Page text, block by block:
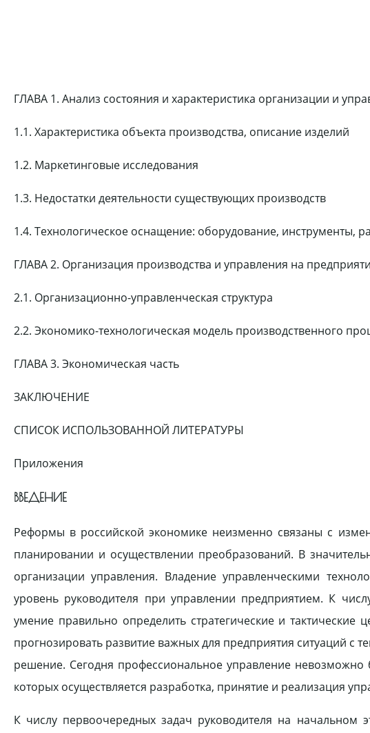
ГЛАВА 1. Анализ состояния и характеристика организации и
1.1. Характеристика объекта производства, описание изделий
1.2. Маркетинговые исследования
1.3. Недостатки деятельности существующих производств
1.4. Технологическое оснащение: оборудование, инструменты,
ГЛАВА 2. Организация производства и управления на
2.1. Организационно-управленческая структура
2.2. Экономико-технологическая модель производственного
ГЛАВА 3. Экономическая часть
ЗАКЛЮЧЕНИЕ
СПИСОК ИСПОЛЬЗОВАННОЙ ЛИТЕРАТУРЫ
Приложения
ВВЕДЕНИЕ
Реформы в российской экономике неизменно связаны с
планировании и осуществлении преобразований. В
организации управления. Владение управленческими
уровень руководителя при управлении предприятием. К
умение правильно определить стратегические и
прогнозировать развитие важных для предприятия ситуаций с
решение. Сегодня профессиональное управление
которых осуществляется разработка, принятие и реализация
К числу первоочередных задач руководителя на начальном